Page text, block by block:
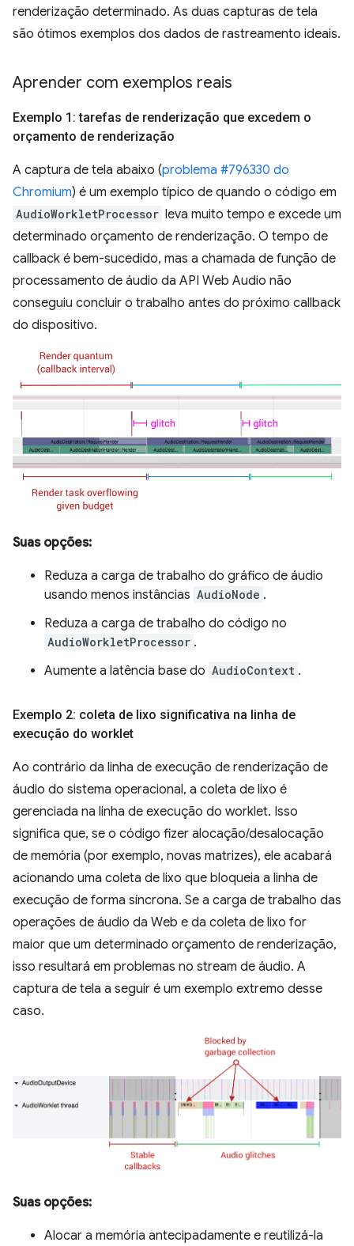
renderização determinado. As duas capturas de tela
são ótimos exemplos dos dados de rastreamento ideais.
Aprender com exemplos reais
Exemplo 1: tarefas de renderização que excedem o
orçamento de renderização
A captura de tela abaixo (problema #796330 do
Chromium) é um exemplo típico de quando o código em
AudioWorkletProcessor leva muito tempo e excede um
determinado orçamento de renderização. O tempo de
callback é bem-sucedido, mas a chamada de função de
processamento de áudio da API Web Audio não
conseguiu concluir o trabalho antes do próximo callback
do dispositivo.
Suas opções:
Reduza a carga de trabalho do gráfico de áudio
usando menos instâncias AudioNode .
Reduza a carga de trabalho do código no
AudioWorkletProcessor .
Aumente a latência base do AudioContext .
Exemplo 2: coleta de lixo significativa na linha de
execução do worklet
Ao contrário da linha de execução de renderização de
áudio do sistema operacional, a coleta de lixo é
gerenciada na linha de execução do worklet. Isso
significa que, se o código fizer alocação/desalocação
de memória (por exemplo, novas matrizes), ele acabará
acionando uma coleta de lixo que bloqueia a linha de
execução de forma síncrona. Se a carga de trabalho das
operações de áudio da Web e da coleta de lixo for
maior que um determinado orçamento de renderização,
isso resultará em problemas no stream de áudio. A
captura de tela a seguir é um exemplo extremo desse
caso.
Suas opções:
Alocar a memória antecipadamente e reutilizá-la